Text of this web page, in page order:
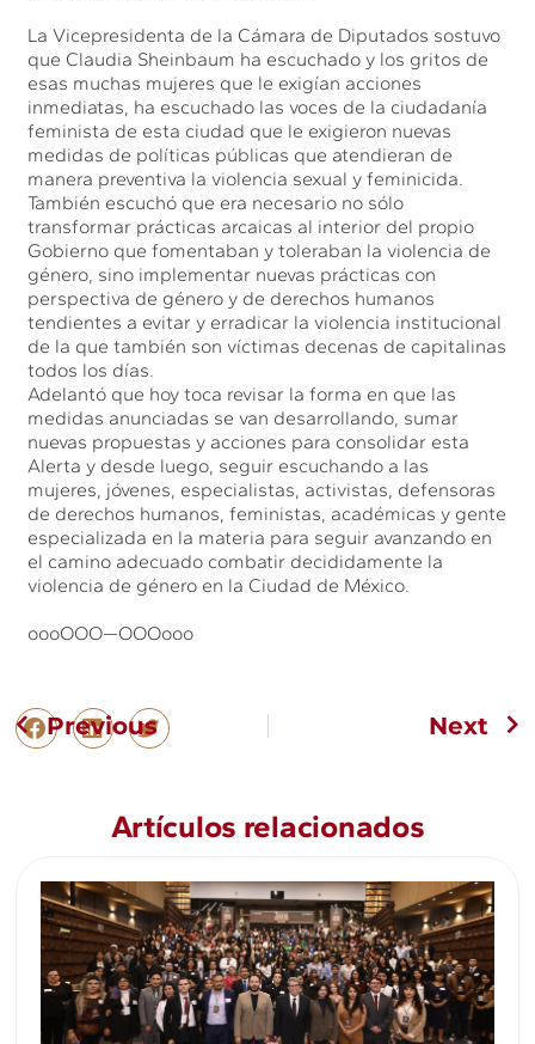
La Vicepresidenta de la Cámara de Diputados sostuvo
que Claudia Sheinbaum ha escuchado y los gritos de
esas muchas mujeres que le exigían acciones
inmediatas, ha escuchado las voces de la ciudadanía
feminista de esta ciudad que le exigieron nuevas
medidas de políticas públicas que atendieran de
manera preventiva la violencia sexual y feminicida.
También escuchó que era necesario no sólo
transformar prácticas arcaicas al interior del propio
Gobierno que fomentaban y toleraban la violencia de
género, sino implementar nuevas prácticas con
perspectiva de género y de derechos humanos
tendientes a evitar y erradicar la violencia institucional
de la que también son víctimas decenas de capitalinas
todos los días.
Adelantó que hoy toca revisar la forma en que las
medidas anunciadas se van desarrollando, sumar
nuevas propuestas y acciones para consolidar esta
Alerta y desde luego, seguir escuchando a las
mujeres, jóvenes, especialistas, activistas, defensoras
de derechos humanos, feministas, académicas y gente
especializada en la materia para seguir avanzando en
el camino adecuado combatir decididamente la
violencia de género en la Ciudad de México.
oooOOO—OOOooo
Previous Next
Artículos relacionados